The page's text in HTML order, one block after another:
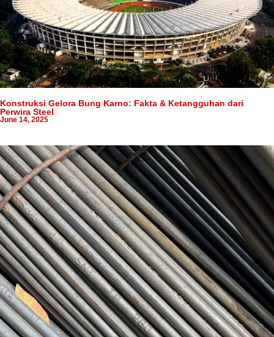
Konstruksi Gelora Bung Karno: Fakta & Ketangguhan dari
Perwira Steel
June 14, 2025